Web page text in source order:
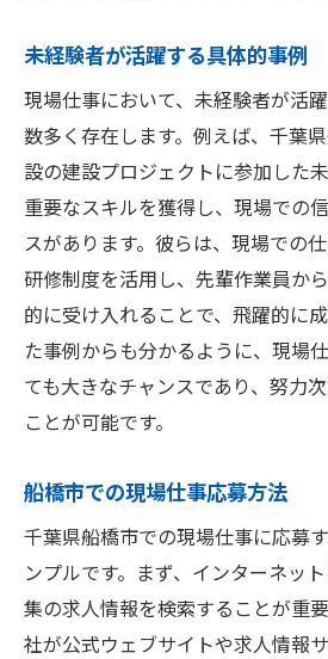
未経験者が活躍する具体的事例
現場仕事において、未経験者が活
数多く存在します。例えば、千葉
設の建設プロジェクトに参加した
重要なスキルを獲得し、現場での
スがあります。彼らは、現場での
研修制度を活用し、先輩作業員か
的に受け入れることで、飛躍的に
た事例からも分かるように、現場
ても大きなチャンスであり、努力
ことが可能です。
船橋市での現場仕事応募方法
千葉県船橋市での現場仕事に応募
ンプルです。まず、インターネッ
集の求人情報を検索することが重
社が公式ウェブサイトや求人情報